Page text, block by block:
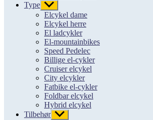
Type Vis
undermenu
Elcykel dame
Elcykel herre
El ladcykler
El-mountainbikes
Speed Pedelec
Billige el-cykler
Cruiser elcykel
City elcykler
Fatbike el-cykler
Foldbar elcykel
Hybrid elcykel
Tilbehør Vis